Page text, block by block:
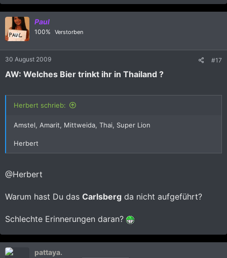
Paul
100% Verstorben
30 August 2009 #17
AW: Welches Bier trinkt ihr in Thailand ?
Herbert schrieb:
Amstel, Amarit, Mittweida, Thai, Super Lion
Herbert
@Herbert
Warum hast Du das Carlsberg da nicht aufgeführt?
Schlechte Erinnerungen daran?
pattaya.